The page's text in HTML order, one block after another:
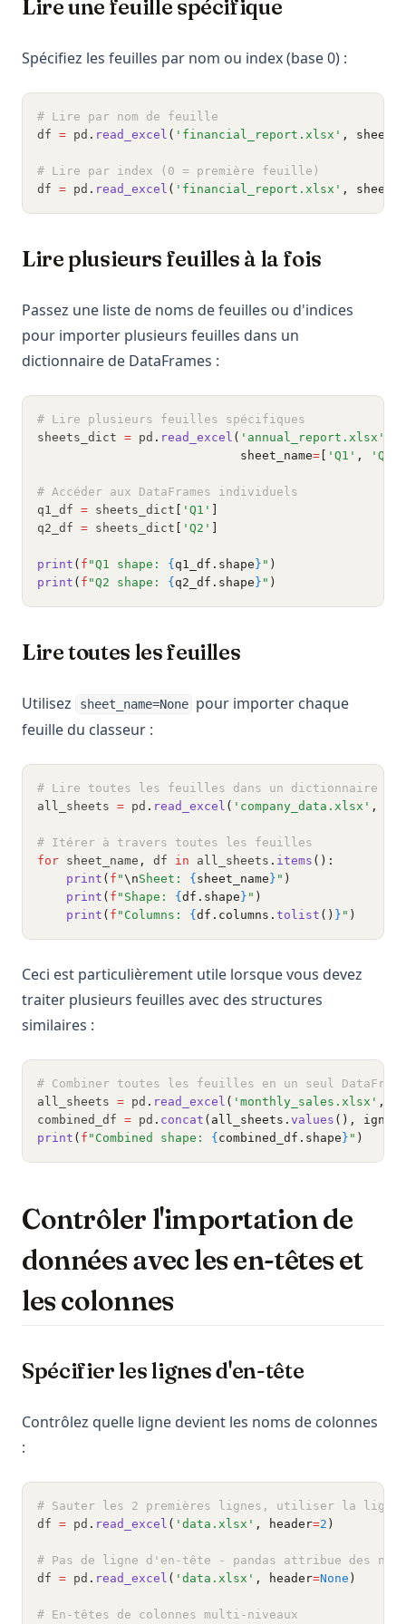
Lire une feuille spécifique
Spécifiez les feuilles par nom ou index (base 0) :
# Lire par nom de feuille
df = pd . read_excel ( 'financial_report.xlsx' ,
# Lire par index (0 = première feuille)
df = pd . read_excel ( 'financial_report.xlsx' ,
Lire plusieurs feuilles à la fois
Passez une liste de noms de feuilles ou d'indices
pour importer plusieurs feuilles dans un
dictionnaire de DataFrames :
# Lire plusieurs feuilles spécifiques
sheets_dict = pd . read_excel ( 'annual_report.xlsx'
                            sheet_name
= 'Q1' , 'Q2'
# Accéder aux DataFrames individuels
q1_df = sheets_dict 'Q1'
q2_df = sheets_dict 'Q2'
print ( f "Q1 shape: { q1_df.shape } " )
print ( f "Q2 shape: { q2_df.shape } " )
Lire toutes les feuilles
Utilisez sheet_name=None pour importer chaque
feuille du classeur :
# Lire toutes les feuilles dans un dictionnaire
all_sheets = pd . read_excel ( 'company_data.xlsx' ,
# Itérer à travers toutes les feuilles
for sheet_name , df in all_sheets . items ():
print ( f "\nSheet: { sheet_name } " )
print ( f "Shape: { df.shape } " )
print ( f "Columns: { df.columns. tolist () } " )
Ceci est particulièrement utile lorsque vous devez
traiter plusieurs feuilles avec des structures
similaires :
# Combiner toutes les feuilles en un seul DataFrame
all_sheets = pd . read_excel ( 'monthly_sales.xlsx' ,
combined_df = pd . concat (all_sheets. values (),
print ( f "Combined shape: { combined_df.shape } " )
Contrôler l'importation de
données avec les en-têtes et
les colonnes
Spécifier les lignes d'en-tête
Contrôlez quelle ligne devient les noms de colonnes
:
# Sauter les 2 premières lignes, utiliser la ligne 3
df = pd . read_excel ( 'data.xlsx' , header=2 )
# Pas de ligne d'en-tête - pandas attribue des noms
df = pd . read_excel ( 'data.xlsx' , header=None )
# En-têtes de colonnes multi-niveaux